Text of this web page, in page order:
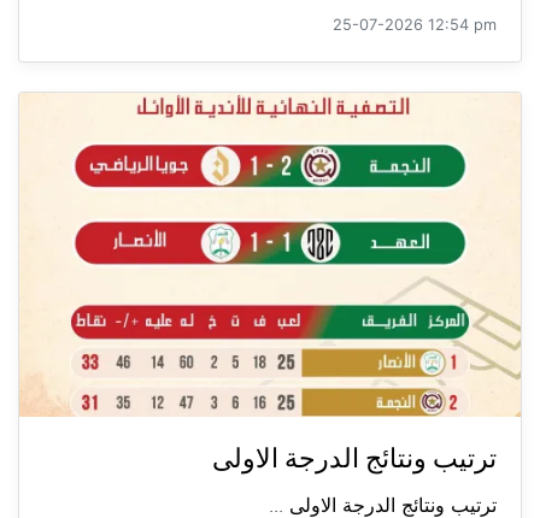
25-07-2026 12:54 pm
ترتيب ونتائج الدرجة الاولى
ترتيب ونتائج الدرجة الاولى ...